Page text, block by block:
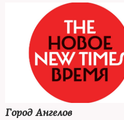
Город Ангелов